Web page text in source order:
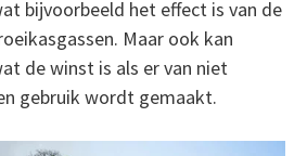
bijvoorbeeld het effect is van de
Maar ook kan
de winst is als er van niet
gebruik wordt gemaakt.